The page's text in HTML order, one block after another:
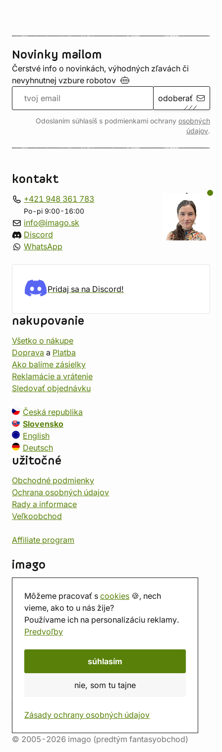
Môžeme pracovať s cookies 🍪, nech
vieme, ako to u nás žije?
Používame ich na personalizáciu reklamy.
Predvoľby
súhlasím
nie, som tu tajne
Zásady ochrany osobných údajov
Novinky mailom
Čerstvé info o novinkách, výhodných zľavách či
nevyhnutnej vzbure robotov
odoberať
Odoslaním súhlasíš s podmienkami ochrany osobných
údajov.
kontakt
+421 948 361 783
Po-pi 9:00-16:00
info@imago.sk
Discord
WhatsApp
Pridaj sa na Discord!
nakupovanie
Všetko o nákupe
Doprava a Platba
Ako balíme zásielky
Reklamácie a vrátenie
Sledovať objednávku
Česká republika
Slovensko
English
Deutsch
užitočné
Obchodné podmienky
Ochrana osobných údajov
Rady a informace
Veľkoobchod
Affiliate program
imago
Predajňa
Herňa
O nás
Hodnotenie obchodu
© 2005-2026 imago (predtým fantasyobchod)